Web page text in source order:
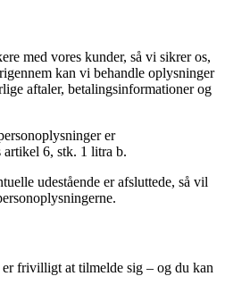
med vores kunder, så vi sikrer os,
kan vi behandle oplysninger
aftaler, betalingsinformationer og
er
artikel 6, stk. 1 litra b.
udestående er afsluttede, så vil
frivilligt at tilmelde sig – og du kan